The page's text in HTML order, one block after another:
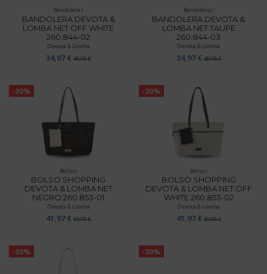
Bandoleras
BANDOLERA DEVOTA &
LOMBA NET OFF WHITE
260.844-02
Devota & Lomba
34,97 €49,95 €
Bandoleras
BANDOLERA DEVOTA &
LOMBA NET TAUPE
260.844-03
Devota & Lomba
34,97 € 49,95 €
-30%
Bolsos
BOLSO SHOPPING
DEVOTA & LOMBA NET
NEGRO 260.853-01
Devota & Lomba
41,97 €59,95 €
-30%
Bolsos
BOLSO SHOPPING
DEVOTA & LOMBA NET OFF
WHITE 260.853-02
Devota & Lomba
41,97 € 59,95 €
-30% -30%